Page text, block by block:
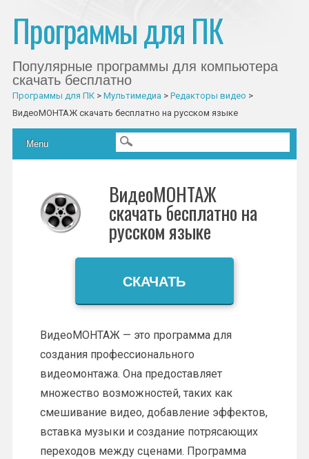
Программы для ПК
Популярные программы для компьютера
скачать бесплатно
Программы для ПК> Мультимедиа > Редакторы видео >
ВидеоМОНТАЖ скачать бесплатно на русском языке
Главное меню
Skip to content
Menu
ВидеоМОНТАЖ
скачать бесплатно на
русском языке
СКАЧАТЬ
ВидеоМОНТАЖ — это программа для
создания профессионального
видеомонтажа. Она предоставляет
множество возможностей, таких как
смешивание видео, добавление эффектов,
вставка музыки и создание потрясающих
переходов между сценами. Программа